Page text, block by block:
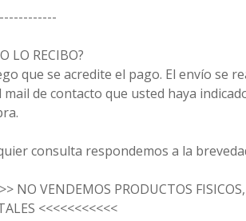
LO RECIBO?
que se acredite el pago. El envío se
mail de contacto que usted haya
consulta respondemos a la
NO VENDEMOS PRODUCTOS
<<<<<<<<<<<